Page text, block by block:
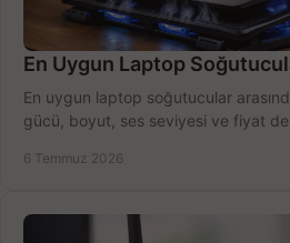
En Uygun Laptop
En uygun laptop soğutucular
gücü, boyut, ses seviyesi ve fiyat
6 Temmuz 2026